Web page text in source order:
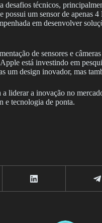
desafios técnicos,
um sensor de apenas 4
em desenvolver
de sensores e
está investindo em
um design inovador, mas
liderar a inovação no
e tecnologia de ponta.